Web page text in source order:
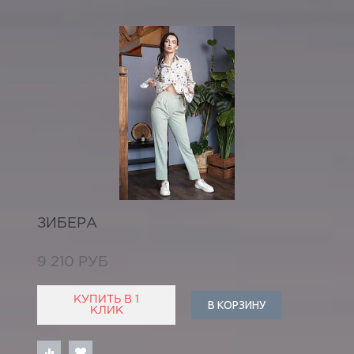
ЗИБЕРА
9 210 РУБ
КУПИТЬ В 1
КЛИК
В КОРЗИНУ